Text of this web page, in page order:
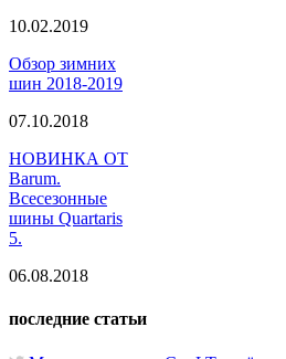
10.02.2019
Обзор зимних
шин 2018-2019
07.10.2018
НОВИНКА ОТ
Barum.
Всесезонные
шины Quartaris
5.
06.08.2018
последние статьи